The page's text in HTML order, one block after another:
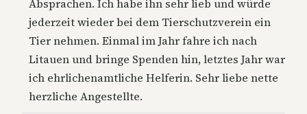
Absprachen. Ich habe ihn sehr lieb und würde
jederzeit wieder bei dem Tierschutzverein ein
Tier nehmen. Einmal im Jahr fahre ich nach
Litauen und bringe Spenden hin, letztes Jahr war
ich ehrlichenamtliche Helferin. Sehr liebe nette
herzliche Angestellte.